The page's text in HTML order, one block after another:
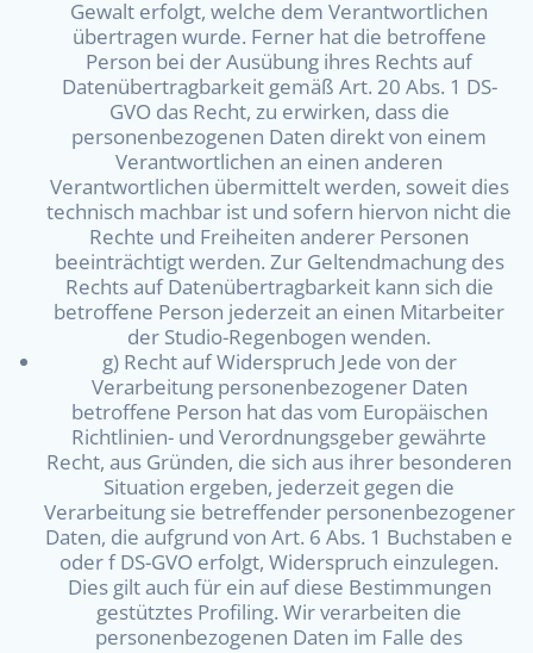
Gewalt erfolgt, welche dem Verantwortlichen
übertragen wurde. Ferner hat die betroffene
Person bei der Ausübung ihres Rechts auf
Datenübertragbarkeit gemäß Art. 20 Abs. 1 DS-
GVO das Recht, zu erwirken, dass die
personenbezogenen Daten direkt von einem
Verantwortlichen an einen anderen
Verantwortlichen übermittelt werden, soweit dies
technisch machbar ist und sofern hiervon nicht die
Rechte und Freiheiten anderer Personen
beeinträchtigt werden. Zur Geltendmachung des
Rechts auf Datenübertragbarkeit kann sich die
betroffene Person jederzeit an einen Mitarbeiter
der Studio-Regenbogen wenden.
g) Recht auf Widerspruch Jede von der
Verarbeitung personenbezogener Daten
betroffene Person hat das vom Europäischen
Richtlinien- und Verordnungsgeber gewährte
Recht, aus Gründen, die sich aus ihrer besonderen
Situation ergeben, jederzeit gegen die
Verarbeitung sie betreffender personenbezogener
Daten, die aufgrund von Art. 6 Abs. 1 Buchstaben e
oder f DS-GVO erfolgt, Widerspruch einzulegen.
Dies gilt auch für ein auf diese Bestimmungen
gestütztes Profiling. Wir verarbeiten die
personenbezogenen Daten im Falle des